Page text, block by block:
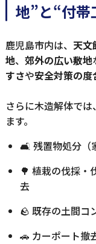
地”と“付帯
鹿児島市内は、 天文
地、 郊外の広い敷地
すさや安全対策の度
さらに木造解体では
ます。
🛋 残置物処分（
🌳 植栽の伐採・
去
🪨 既存の土間コ
🚗 カーポート撤